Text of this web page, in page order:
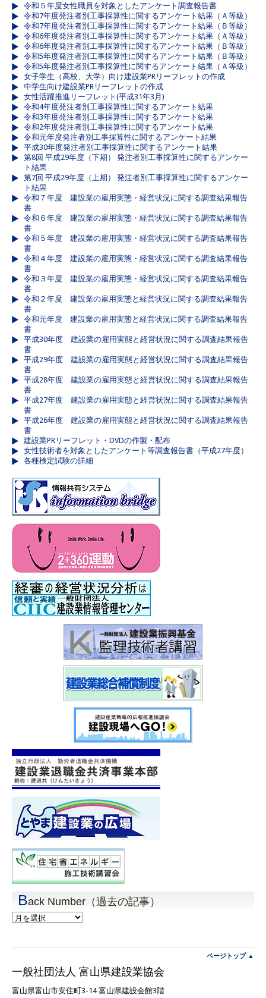
令和５年度女性職員を対象としたアンケート調査報告書
令和7年度発注者別工事採算性に関するアンケート結果（Ａ等級）
令和7年度発注者別工事採算性に関するアンケート結果（Ｂ等級）
令和6年度発注者別工事採算性に関するアンケート結果（Ａ等級）
令和6年度発注者別工事採算性に関するアンケート結果（Ｂ等級）
令和5年度発注者別工事採算性に関するアンケート結果（Ｂ等級）
令和5年度発注者別工事採算性に関するアンケート結果（Ａ等級）
女子学生（高校、大学）向け建設業PRリーフレットの作成
中学生向け建設業PRリーフレットの作成
女性活躍推進リーフレット(平成31年3月)
令和4年度発注者別工事採算性に関するアンケート結果
令和3年度発注者別工事採算性に関するアンケート結果
令和2年度発注者別工事採算性に関するアンケート結果
令和元年度発注者別工事採算性に関するアンケート結果
平成30年度発注者別工事採算性に関するアンケート結果
第8回 平成29年度（下期） 発注者別工事採算性に関するアンケー
ト結果
第7回 平成29年度（上期） 発注者別工事採算性に関するアンケー
ト結果
令和７年度 建設業の雇用実態・経営状況に関する調査結果報告
書
令和６年度 建設業の雇用実態・経営状況に関する調査結果報告
書
令和５年度 建設業の雇用実態・経営状況に関する調査結果報告
書
令和４年度 建設業の雇用実態・経営状況に関する調査結果報告
書
令和３年度 建設業の雇用実態・経営状況に関する調査結果報告
書
令和２年度 建設業の雇用実態と経営状況に関する調査結果報告
書
令和元年度 建設業の雇用実態と経営状況に関する調査結果報告
書
平成30年度 建設業の雇用実態と経営状況に関する調査結果報告
書
平成29年度 建設業の雇用実態と経営状況に関する調査結果報告
書
平成28年度 建設業の雇用実態と経営状況に関する調査結果報告
書
平成27年度 建設業の雇用実態と経営状況に関する調査結果報告
書
平成26年度 建設業の雇用実態と経営状況に関する調査結果報告
書
建設業PRリーフレット・DVDの作製・配布
女性技術者を対象としたアンケート等調査報告書（平成27年度）
各種検定試験の詳細
Back Number（過去の記事）
Back
Number（過
事）
ページトップ ▲
一般社団法人 富山県建設業協会
富山県富山市安住町3-14 富山県建設会館3階